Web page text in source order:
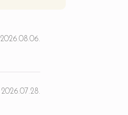
2026.08.06.
2026.07.28.